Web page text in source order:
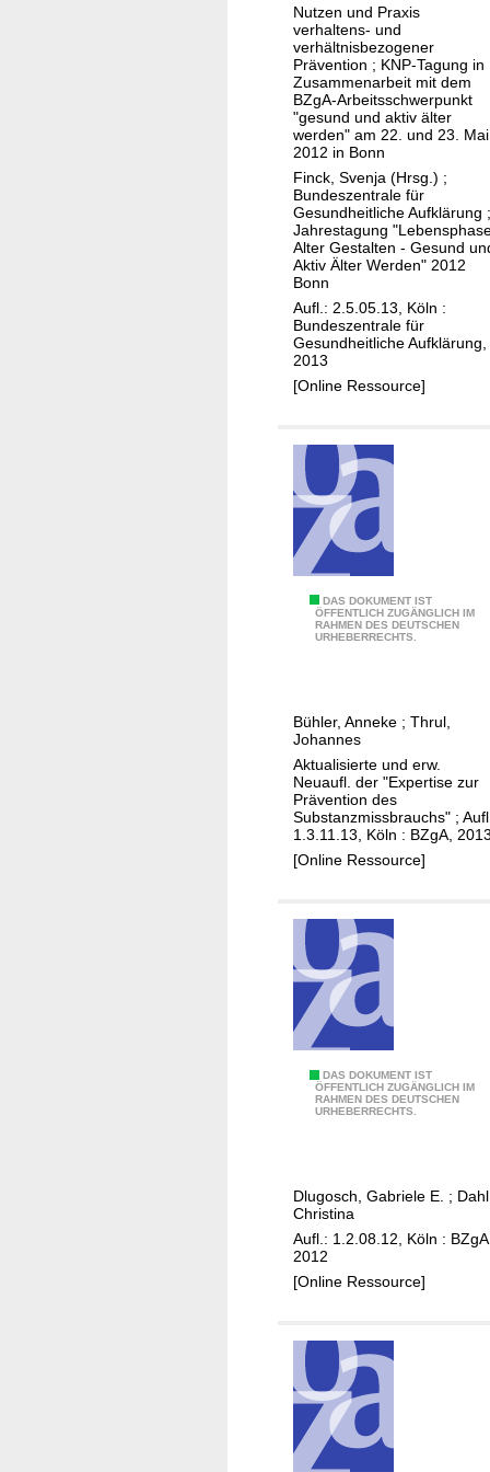
n
g
i
n
S
e
t
t
i
n
g
s
s
p
h
a
s
e
A
l
t
e
r
g
e
s
t
a
t
n
g
e
n
d
a
k
t
i
e
w
e
Nutzen und Praxis
verhaltens- und
verhältnisbezogener
Prävention ; KNP-Tagung in
Zusammenarbeit mit dem
BZgA-Arbeitsschwerpunkt
"gesund und aktiv älter
werden" am 22. und 23. Mai
2012 in Bonn
Finck, Svenja (Hrsg.) ;
Bundeszentrale für
Gesundheitliche Aufklärung ;
Jahrestagung
Alter Gestalten - Gesund
Aktiv Älter Werden" 2012
Bonn
Aufl.: 2.5.05.13, Köln :
Bundeszentrale für
Gesundheitliche Aufklärung,
2013
[Online Ressource]
DAS DOKUMENT IST
ÖFFENTLICH ZUGÄNGLICH IM
RAHMEN DES DEUTSCHEN
URHEBERRECHTS.
t
i
s
e
z
u
c
h
p
t
i
o
n
Bühler, Anneke ; Thrul,
Johannes
Aktualisierte und erw.
Neuaufl. der "Expertise zur
Prävention des
Substanzmissbrauchs" ;
1.3.11.13, Köln : BZgA,
[Online Ressource]
DAS DOKUMENT IST
ÖFFENTLICH ZUGÄNGLICH IM
RAHMEN DES DEUTSCHEN
URHEBERRECHTS.
l
l
e
d
S
e
l
b
s
Dlugosch, Gabriele E. ;
Christina
Aufl.: 1.2.08.12, Köln :
2012
[Online Ressource]